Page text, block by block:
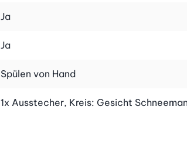
Ja
Ja
Spülen von Hand
1x Ausstecher, Kreis: Gesicht